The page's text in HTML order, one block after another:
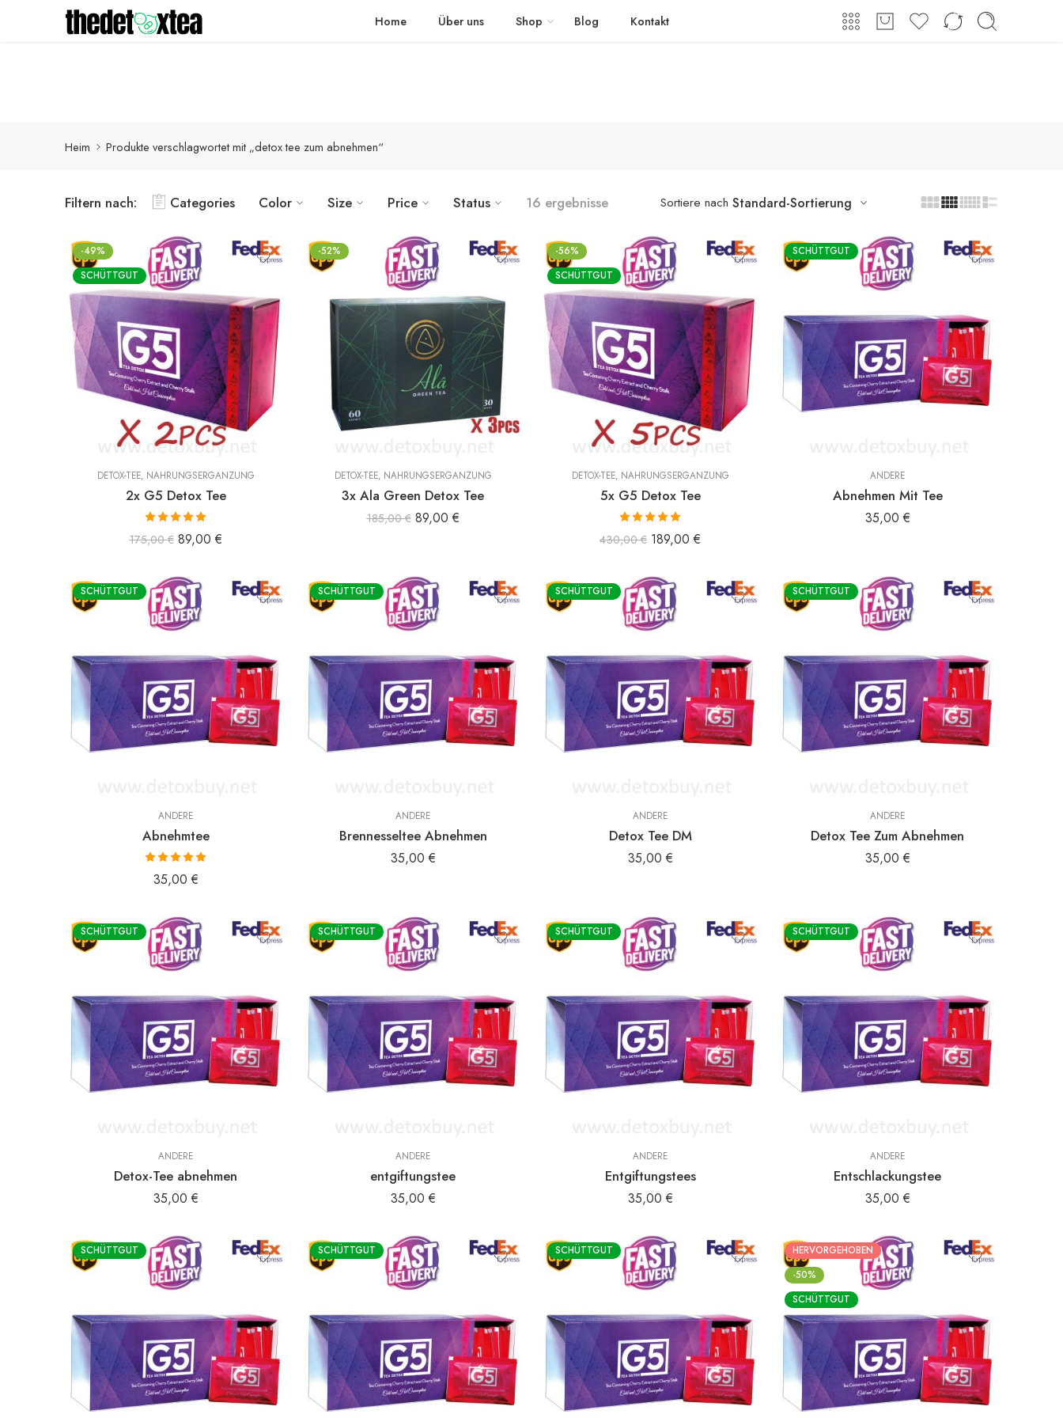
Detox-Produkte werden innerhalb von 1-3 Werktagen mit schnellem Versand in die ganze Welt geliefert The Detox Tea Anmeldung / Registrieren
Home Über uns Shop Blog Kontakt
Heim Produkte verschlagwortet mit „detox tee zum abnehmen“
Filtern nach: Categories Color Size Price Status 16 ergebnisse Sortiere nach Standard-Sortierung
-49%
SCHÜTTGUT
DETOX-TEE, NAHRUNGSERGÄNZUNG
2x G5 Detox Tee
Bewertet mit
5.00
von 5
175,00€ 89,00 €
-52%
DETOX-TEE, NAHRUNGSERGÄNZUNG
3x Ala Green Detox Tee
185,00€ 89,00 €
-56%
SCHÜTTGUT
DETOX-TEE, NAHRUNGSERGÄNZUNG
5x G5 Detox Tee
Bewertet mit
von 5
430,00€ 189,00 €
SCHÜTTGUT
ANDERE
Abnehmen Mit Tee
35,00 €
SCHÜTTGUT
ANDERE
Abnehmtee
Bewertet mit
5.00
35,00 €
SCHÜTTGUT
ANDERE
Brennesseltee Abnehmen
35,00 €
SCHÜTTGUT
ANDERE
Detox Tee DM
35,00 €
SCHÜTTGUT
ANDERE
Detox Tee Zum Abnehmen
35,00 €
SCHÜTTGUT
ANDERE
Detox-Tee abnehmen
35,00 €
SCHÜTTGUT
ANDERE
entgiftungstee
35,00 €
SCHÜTTGUT
ANDERE
Entgiftungstees
35,00 €
SCHÜTTGUT
ANDERE
Entschlackungstee
35,00 €
SCHÜTTGUT SCHÜTTGUT SCHÜTTGUT
HERVORGEHOBEN
-50%
SCHÜTTGUT